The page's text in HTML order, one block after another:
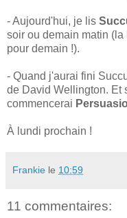
- Aujourd'hui, je lis
soir ou demain matin
pour demain !).
- Quand j'aurai fini
de David Wellington. Et
commencerai
À lundi prochain !
Frankie le 10:59
11 commentaires: